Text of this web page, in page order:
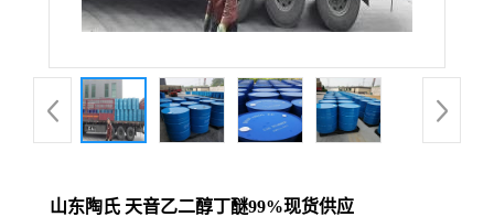
山东陶氏 天音乙二醇丁醚99%现货供应